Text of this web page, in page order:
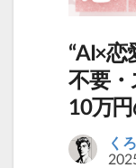
“AI×恋
不要
10万
く